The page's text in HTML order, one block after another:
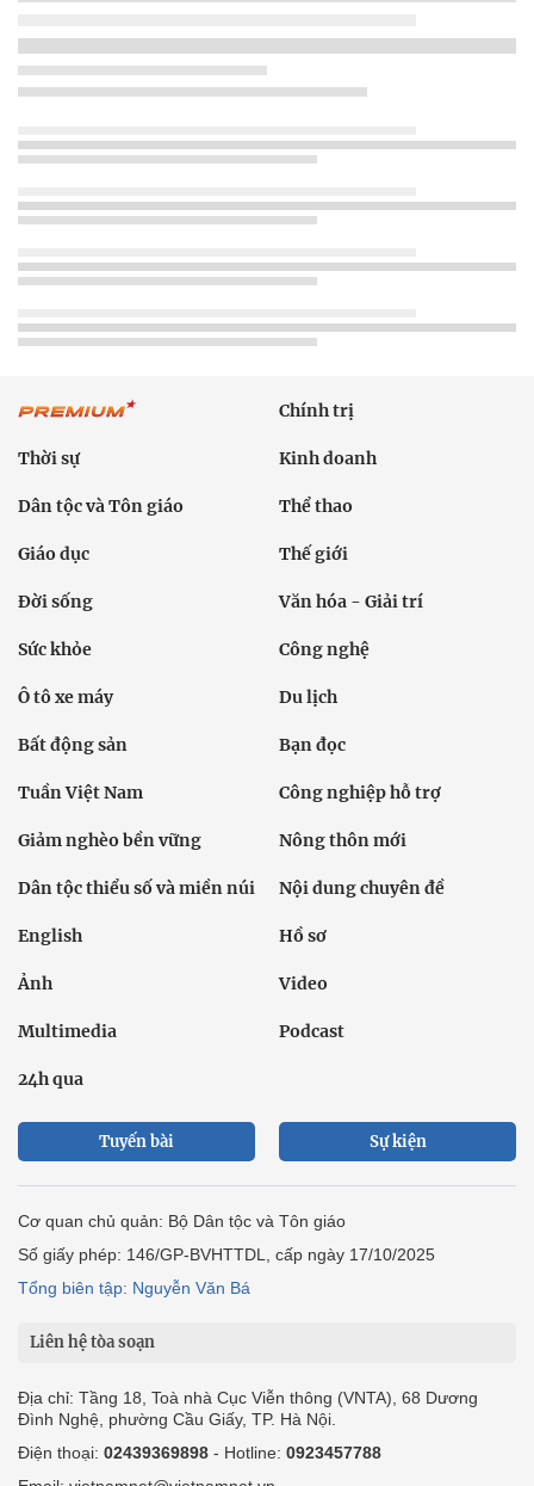
Chính trị
Thời sự Kinh doanh
Dân tộc và Tôn giáo Thể thao
Giáo dục Thế giới
Đời sống Văn hóa - Giải trí
Sức khỏe Công nghệ
Ô tô xe máy Du lịch
Bất động sản Bạn đọc
Tuần Việt Nam Công nghiệp hỗ trợ
Giảm nghèo bền vững Nông thôn mới
Dân tộc thiểu số và miền núi Nội dung chuyên đề
English Hồ sơ
Ảnh Video
Multimedia Podcast
24h qua
Tuyến bài Sự kiện
Cơ quan chủ quản: Bộ Dân tộc và Tôn giáo
Số giấy phép: 146/GP-BVHTTDL, cấp ngày 17/10/2025
Tổng biên tập: Nguyễn Văn Bá
Liên hệ tòa soạn
Địa chỉ: Tầng 18, Toà nhà Cục Viễn thông (VNTA), 68 Dương
Đình Nghệ, phường Cầu Giấy, TP. Hà Nội.
Điện thoại: 02439369898 - Hotline: 0923457788